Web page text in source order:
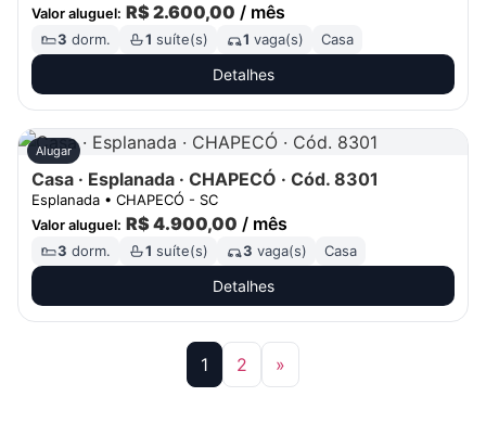
Valor aluguel: R$ 2.600,00 / mês
3 dorm. 1 suíte(s) 1 vaga(s) Casa
Detalhes
Alugar
Casa · Esplanada · CHAPECÓ · Cód. 8301
Esplanada • CHAPECÓ - SC
Valor aluguel: R$ 4.900,00 / mês
3 dorm. 1 suíte(s) 3 vaga(s) Casa
Detalhes
1 2 »